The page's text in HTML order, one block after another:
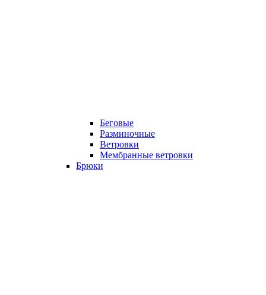
Беговые
Разминочные
Ветровки
Мембранные ветровки
Брюки